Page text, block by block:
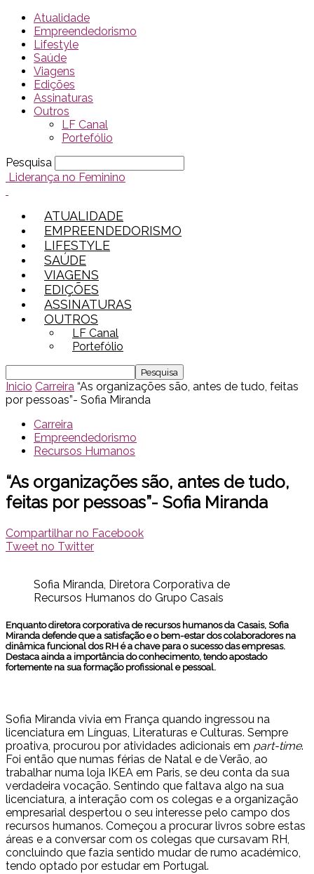
Atualidade
Empreendedorismo
Lifestyle
Saúde
Viagens
Edições
Assinaturas
Outros
LF Canal
Portefólio
Pesquisa
Liderança no Feminino
ATUALIDADE
EMPREENDEDORISMO
LIFESTYLE
SAÚDE
VIAGENS
EDIÇÕES
ASSINATURAS
OUTROS
LF Canal
Portefólio
Inicio Carreira “As organizações são, antes de tudo, feitas
por pessoas”- Sofia Miranda
Carreira
Empreendedorismo
Recursos Humanos
“As organizações são, antes de tudo,
feitas por pessoas”- Sofia Miranda
Compartilhar no Facebook
Tweet no Twitter
Sofia Miranda, Diretora Corporativa de
Recursos Humanos do Grupo Casais
Enquanto diretora corporativa de recursos humanos da Casais, Sofia
Miranda defende que a satisfação e o bem-estar dos colaboradores na
dinâmica funcional dos RH é a chave para o sucesso das empresas.
Destaca ainda a importância do conhecimento, tendo apostado
fortemente na sua formação profissional e pessoal.
Sofia Miranda vivia em França quando ingressou na
licenciatura em Línguas, Literaturas e Culturas. Sempre
proativa, procurou por atividades adicionais em part-time.
Foi então que numas férias de Natal e de Verão, ao
trabalhar numa loja IKEA em Paris, se deu conta da sua
verdadeira vocação. Sentindo que faltava algo na sua
licenciatura, a interação com os colegas e a organização
empresarial despertou o seu interesse pelo campo dos
recursos humanos. Começou a procurar livros sobre estas
áreas e a conversar com os colegas que cursavam RH,
concluindo que fazia sentido mudar de rumo académico,
tendo optado por estudar em Portugal.